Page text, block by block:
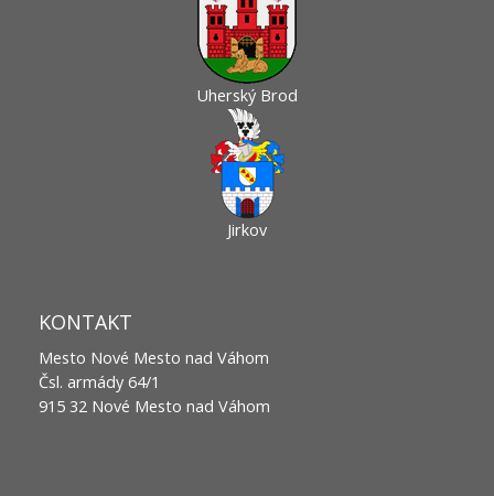
Uherský Brod
Jirkov
KONTAKT
Mesto Nové Mesto nad Váhom
Čsl. armády 64/1
915 32 Nové Mesto nad Váhom